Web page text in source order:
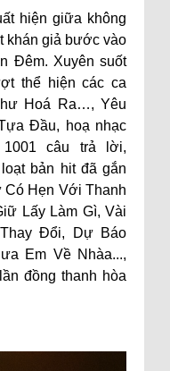
hiện giữa không
khán giả bước vào
Đêm. Xuyên suốt
thể hiện các ca
Hoá Ra…, Yêu
Đầu, hoạ nhạc
1001 câu trả lời,
bản hit đã gắn
Có Hẹn Với Thanh
Lấy Làm Gì, Vài
Đổi, Dự Báo
Em Về Nhàa...,
đồng thanh hòa